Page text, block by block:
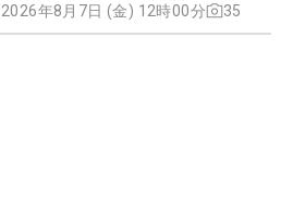
2026年8月7日 (金) 12時00分 35